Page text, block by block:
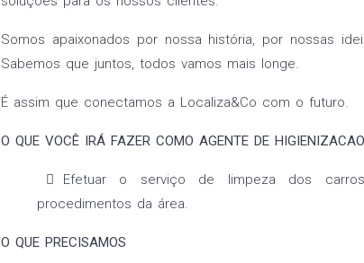
Somos apaixonados por nossa história, por nossas
Sabemos que juntos, todos vamos mais longe.
É assim que conectamos a Localiza&Co com o futuro.
O QUE VOCÊ IRÁ FAZER COMO AGENTE DE HIGIENIZACAO
Efetuar o serviço de limpeza dos
procedimentos da área.
O QUE PRECISAMOS